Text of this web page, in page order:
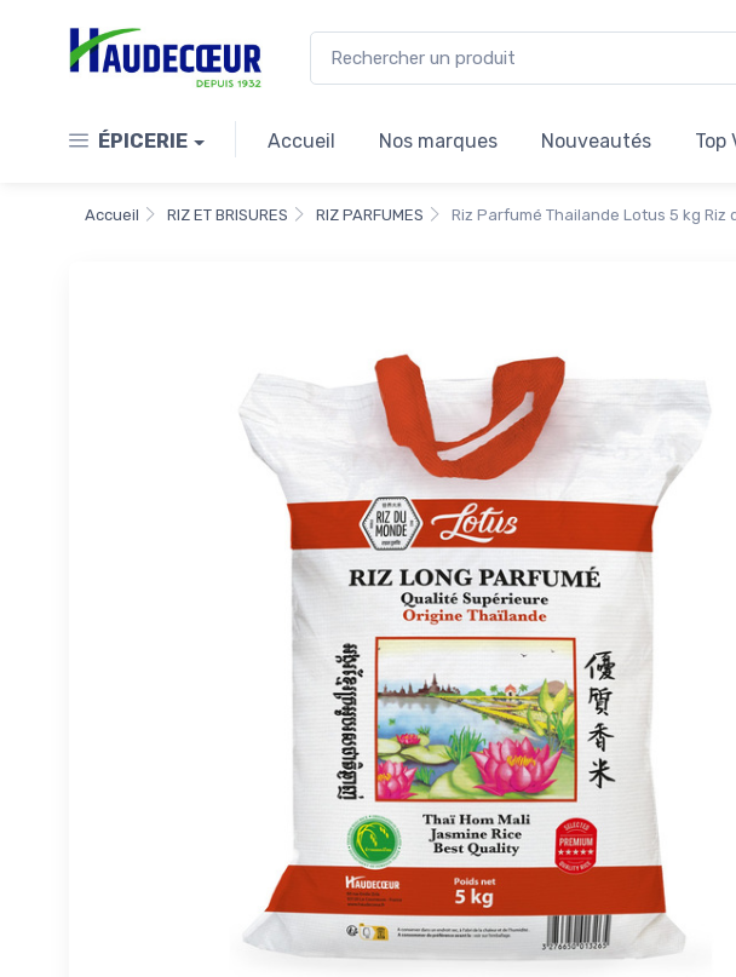
ÉPICERIE Accueil Nos marques Nouveautés Top
Accueil RIZ ET BRISURES RIZ PARFUMES Riz Parfumé Thailande Lotus 5 kg Riz